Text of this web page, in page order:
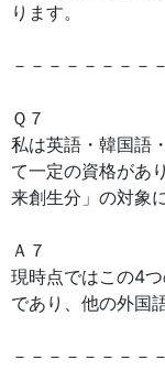
ります。
－－－－－－－－
Ｑ７
私は英語・韓国語
て一定の資格があ
来創生分」の対象
Ａ７
現時点ではこの4
であり、他の外国
－－－－－－－－